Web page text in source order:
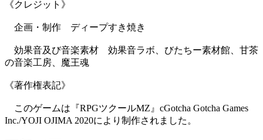
《クレジット》
企画・制作 ディープすき焼き
効果音及び音楽素材 効果音ラボ、びたちー素材館、甘茶
の音楽工房、魔王魂
《著作権表記》
このゲームは『RPGツクールMZ』cGotcha Gotcha Games
Inc./YOJI OJIMA 2020により制作されました。